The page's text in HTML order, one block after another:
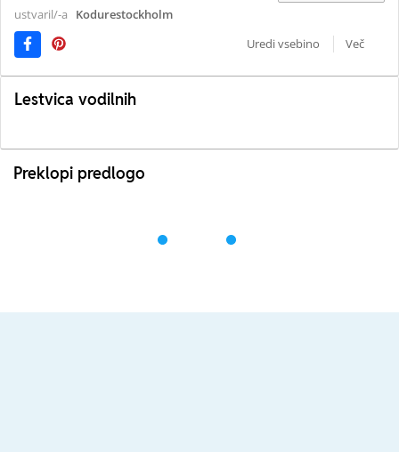
ustvaril/-a
Kodurestockholm
Uredi vsebino
Več
Lestvica vodilnih
Preklopi predlogo